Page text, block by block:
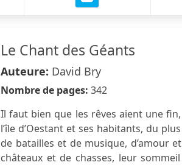
Le Chant des Géants
Auteure: David Bry
Nombre de pages: 342
Il faut bien que les rêves aient une
l’île d’Oestant et ses habitants, du
de batailles et de musique, d’amour
châteaux et de chasses, leur